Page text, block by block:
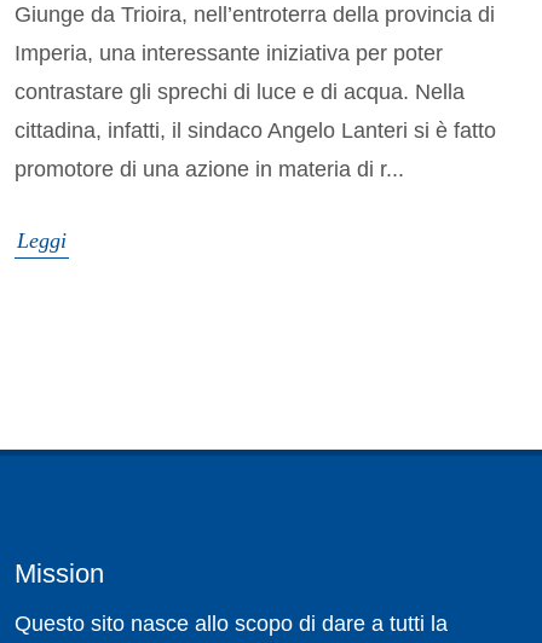
Giunge da Trioira, nell’entroterra della provincia di
Imperia, una interessante iniziativa per poter
contrastare gli sprechi di luce e di acqua. Nella
cittadina, infatti, il sindaco Angelo Lanteri si è fatto
promotore di una azione in materia di r...
Leggi
Mission
Questo sito nasce allo scopo di dare a tutti la